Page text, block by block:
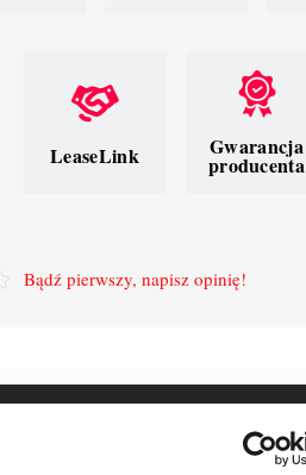
LeaseLink Gwarancja
producenta
Bądź pierwszy, napisz opinię!